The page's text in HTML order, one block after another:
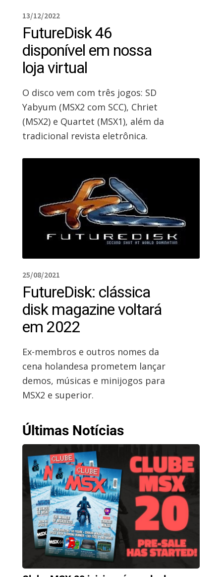
13/12/2022
FutureDisk 46
disponível em nossa
loja virtual
O disco vem com três jogos: SD
Yabyum (MSX2 com SCC), Chriet
(MSX2) e Quartet (MSX1), além da
tradicional revista eletrônica.
25/08/2021
FutureDisk: clássica
disk magazine voltará
em 2022
Ex-membros e outros nomes da
cena holandesa prometem lançar
demos, músicas e minijogos para
MSX2 e superior.
Últimas Notícias